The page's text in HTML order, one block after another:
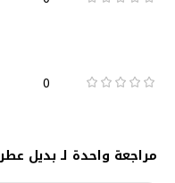
0
مراجعة واحدة لـبديل